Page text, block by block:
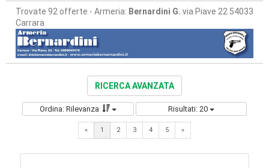
Trovate 92 offerte - Armeria: Bernardini G. via Piave 22 54033
Carrara
RICERCA AVANZATA
Ordina: Rilevanza Risultati: 20
« 1 2 3 4 5 »Next